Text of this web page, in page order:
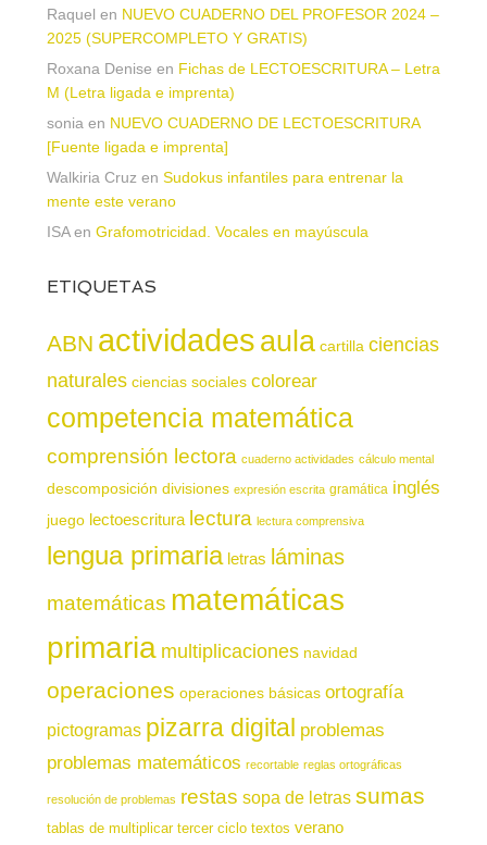
Raquel en NUEVO CUADERNO DEL PROFESOR 2024 –
2025 (SUPERCOMPLETO Y GRATIS)
Roxana Denise en Fichas de LECTOESCRITURA – Letra
M (Letra ligada e imprenta)
sonia en NUEVO CUADERNO DE LECTOESCRITURA
[Fuente ligada e imprenta]
Walkiria Cruz en Sudokus infantiles para entrenar la
mente este verano
ISAen Grafomotricidad. Vocales en mayúscula
ETIQUETAS
ABN actividadesaula cartilla ciencias
naturales ciencias sociales colorear
competencia matemática
comprensión lectora cuaderno actividades cálculo mental
descomposición divisiones expresión escrita gramática inglés
juego lectoescritura lectura lectura comprensiva
lengua primaria letras láminas
matemáticas matemáticas
primaria multiplicaciones navidad
operaciones operaciones básicas ortografía
pictogramas pizarra digital problemas
problemas matemáticos recortable reglas ortográficas
resolución de problemas restas sopa de letras sumas
tablas de multiplicar tercer ciclo textos verano